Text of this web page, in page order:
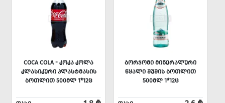
COCA COLA - ᲙᲝᲙᲐ ᲙᲝᲚᲐ
ᲙᲚᲐᲡᲘᲙᲣᲠᲘ ᲞᲚᲐᲡᲢᲛᲐᲡᲘᲡ
ᲑᲝᲗᲚᲘᲗ 500ᲛᲚ 1*12Ც
ᲑᲝᲠᲯᲝᲛᲘ ᲛᲘᲜᲔᲠᲐᲚᲣᲠᲘ
ᲬᲧᲐᲚᲘ ᲨᲣᲨᲘᲡ ᲑᲝᲗᲚᲘᲗ
500ᲛᲚ 1*12Ც